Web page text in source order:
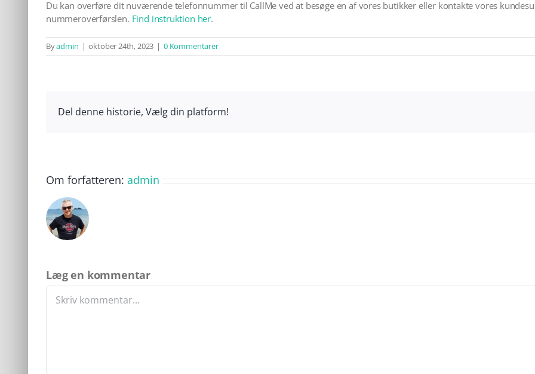
Du kan overføre dit nuværende telefonnummer til CallMe ved at besøge en af vores butikker eller kontakte vores
nummeroverførslen. Find instruktion her.
Byadmin | oktober 24th, 2023 | 0 Kommentarer
Del denne historie, Vælg din platform!
Om forfatteren: admin
Læg en kommentar
Comment